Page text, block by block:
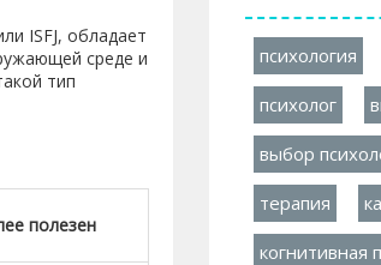
ISFJ, обладает
среде и
тип
полезен
психология
психолог
выбор
терапия
когнитивная